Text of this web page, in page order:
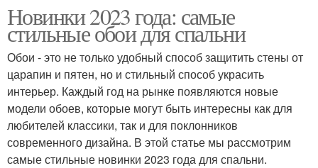
Новинки 2023 года: самые
стильные обои для спальни
Обои - это не только удобный способ защитить стены от
царапин и пятен, но и стильный способ украсить
интерьер. Каждый год на рынке появляются новые
модели обоев, которые могут быть интересны как для
любителей классики, так и для поклонников
современного дизайна. В этой статье мы рассмотрим
самые стильные новинки 2023 года для спальни.